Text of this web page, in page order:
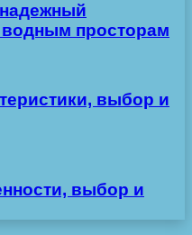
водным просторам
выбор и
выбор и